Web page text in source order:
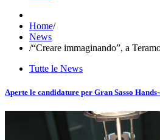
Home/
News
/“Creare immaginando”, a
Tutte le News
Aperte le candidature per Gran Sasso